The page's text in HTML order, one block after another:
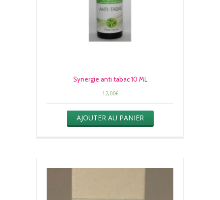
Synergie anti tabac 10 ML
12,00€
AJOUTER AU PANIER